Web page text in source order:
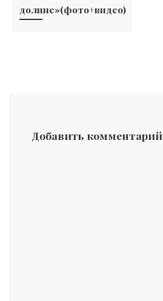
долине»(фото+видео)
Добавить комментарий